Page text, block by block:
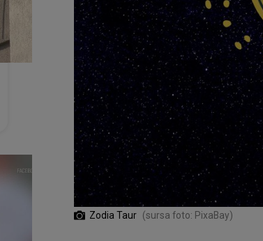
Zodia Taur (sursa foto: PixaBay)